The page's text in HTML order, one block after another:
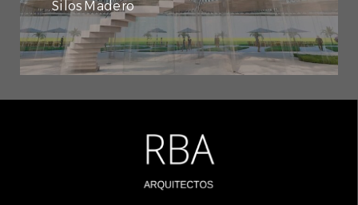
Silos Madero